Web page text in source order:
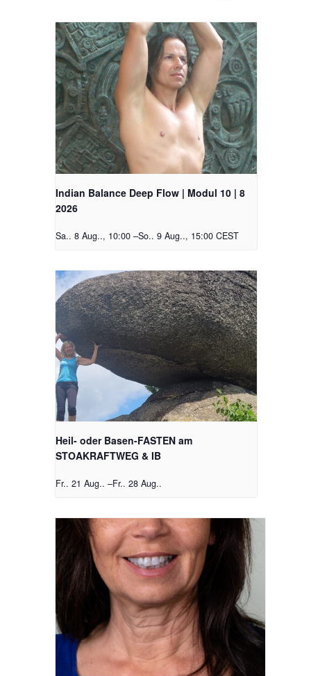
Indian Balance Deep Flow | Modul 10 | 8
2026
Sa.. 8 Aug.., 10:00 –So.. 9 Aug.., 15:00 CEST
Heil- oder Basen-FASTEN am
STOAKRAFTWEG & IB
Fr.. 21 Aug.. –Fr.. 28 Aug..